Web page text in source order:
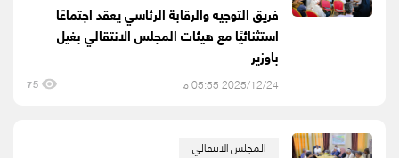
فريق التوجيه والرقابة الرئاسي يعقد اجتماعًا
استثنائيًا مع هيئات المجلس الانتقالي بغيل
باوزير
2025/12/24 05:55 م 75
المجلس الانتقالي